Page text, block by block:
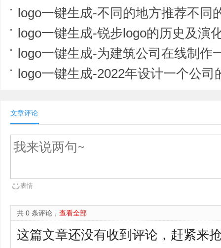
logo一键生成-不同的地方推荐不同
logo一键生成-锐步logo的历史及演
logo一键生成-为建筑公司在线制作
logo一键生成-2022年设计一个公
文章评论
表情
共 0 条评论， 查看全部
这篇文章还没有收到评论，赶紧来